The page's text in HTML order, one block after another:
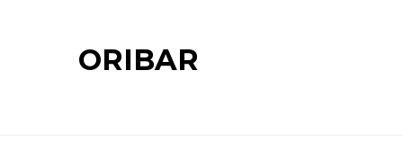
ORIBAR